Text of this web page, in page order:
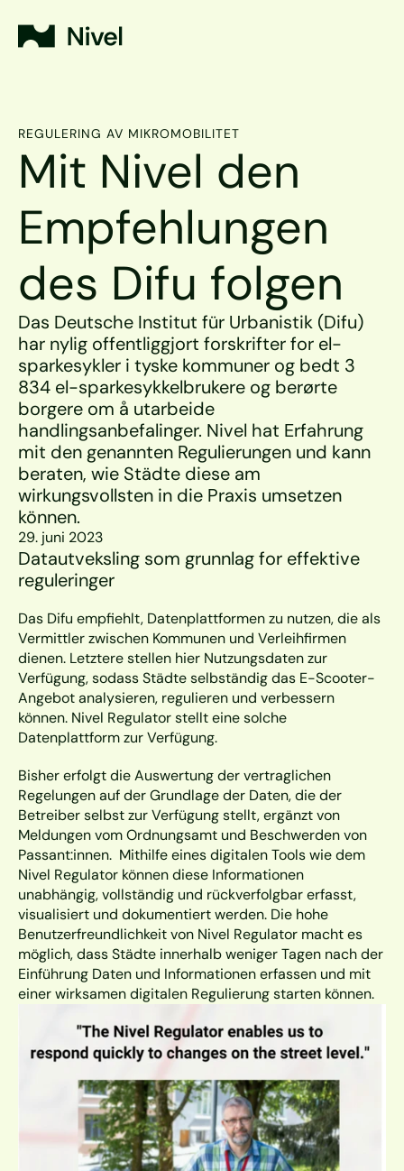
REGULERING AV MIKROMOBILITET
Mit Nivel den
Empfehlungen
des Difu folgen
Das Deutsche Institut für Urbanistik (Difu)
har nylig offentliggjort forskrifter for el-
sparkesykler i tyske kommuner og bedt 3
834 el-sparkesykkelbrukere og berørte
borgere om å utarbeide
handlingsanbefalinger. Nivel hat Erfahrung
mit den genannten Regulierungen und kann
beraten, wie Städte diese am
wirkungsvollsten in die Praxis umsetzen
können.
29. juni 2023
Datautveksling som grunnlag for effektive
reguleringer
Das Difu empfiehlt, Datenplattformen zu nutzen, die als
Vermittler zwischen Kommunen und Verleihfirmen
dienen. Letztere stellen hier Nutzungsdaten zur
Verfügung, sodass Städte selbständig das E-Scooter-
Angebot analysieren, regulieren und verbessern
können. Nivel Regulator stellt eine solche
Datenplattform zur Verfügung.
Bisher erfolgt die Auswertung der vertraglichen
Regelungen auf der Grundlage der Daten, die der
Betreiber selbst zur Verfügung stellt, ergänzt von
Meldungen vom Ordnungsamt und Beschwerden von
Passant:innen.  Mithilfe eines digitalen Tools wie dem
Nivel Regulator können diese Informationen
unabhängig, vollständig und rückverfolgbar erfasst,
visualisiert und dokumentiert werden. Die hohe
Benutzerfreundlichkeit von Nivel Regulator macht es
möglich, dass Städte innerhalb weniger Tagen nach der
Einführung Daten und Informationen erfassen und mit
einer wirksamen digitalen Regulierung starten können.